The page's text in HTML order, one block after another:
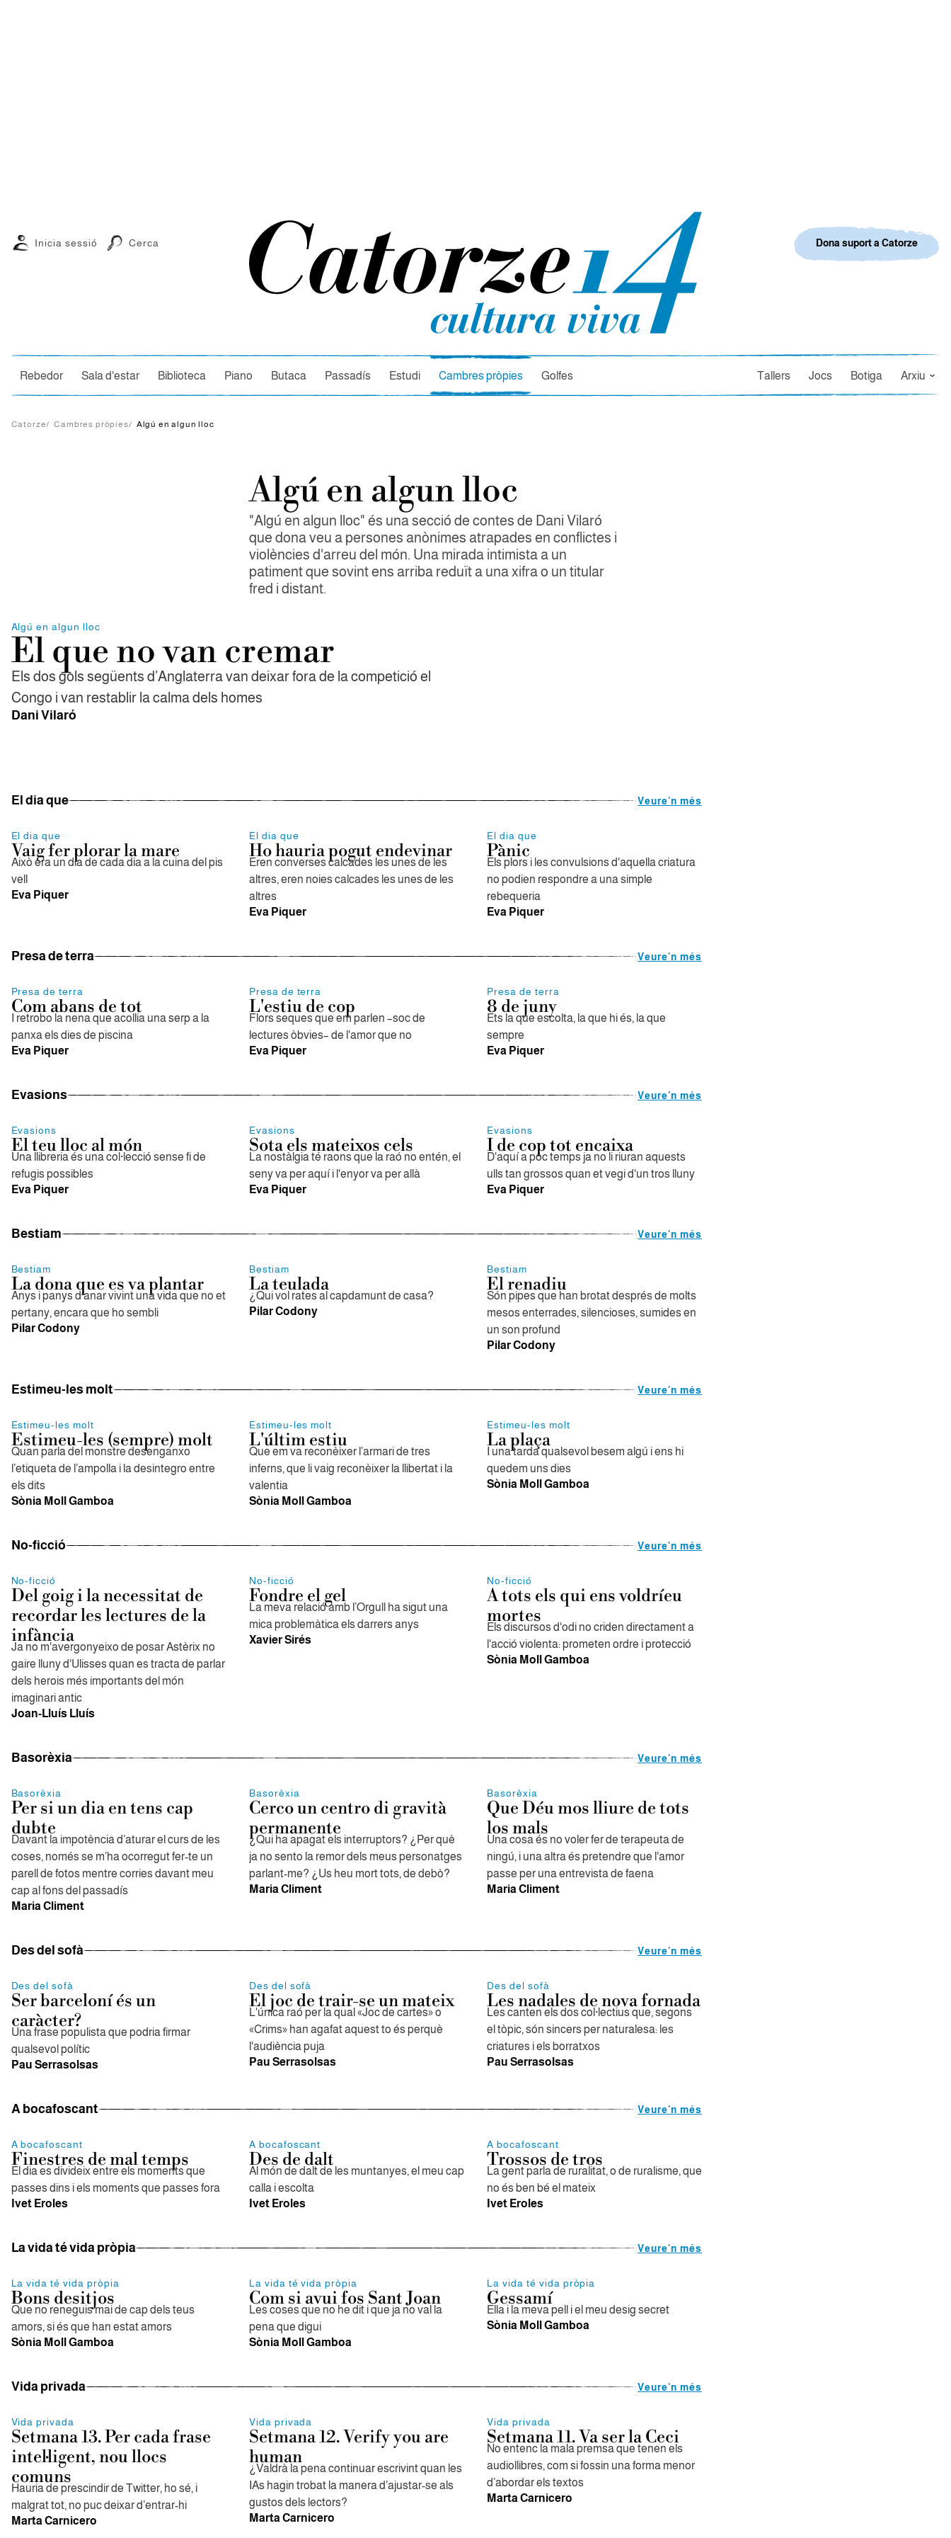
Cercador
Inicia sessió Cerca
Rebedor Sala d'estar Biblioteca Piano Butaca Passadís Estudi Cambres pròpies Golfes Tallers Jocs Botiga Arxiu
Dona suport a Catorze
Catorze/ Cambres pròpies/ Algú en algun lloc
Algú en algun lloc
"Algú en algun lloc" és una secció de contes de Dani Vilaró
que dona veu a persones anònimes atrapades en conflictes i
violències d'arreu del món. Una mirada intimista a un
patiment que sovint ens arriba reduït a una xifra o un titular
fred i distant.
Algú en algun lloc
El que no van cremar
Els dos gols següents d’Anglaterra van deixar fora de la competició el
Congo i van restablir la calma dels homes
Dani Vilaró
El dia que Veure'n més
El dia que
Vaig fer plorar la mare
Això era un dia de cada dia a la cuina del pis
vell
Eva Piquer
El dia que
Ho hauria pogut endevinar
Eren converses calcades les unes de les
altres, eren noies calcades les unes de les
altres
Eva Piquer
El dia que
Pànic
Els plors i les convulsions d'aquella criatura
no podien respondre a una simple
rebequeria
Eva Piquer
Presa de terra Veure'n més
Presa de terra
Com abans de tot
I retrobo la nena que acollia una serp a la
panxa els dies de piscina
Eva Piquer
Presa de terra
L'estiu de cop
Flors seques que em parlen –soc de
lectures òbvies– de l'amor que no
Eva Piquer
Presa de terra
8 de juny
Ets la que escolta, la que hi és, la que
sempre
Eva Piquer
Evasions Veure'n més
Evasions
El teu lloc al món
Una llibreria és una col·lecció sense fi de
refugis possibles
Eva Piquer
Evasions
Sota els mateixos cels
La nostàlgia té raons que la raó no entén, el
seny va per aquí i l'enyor va per allà
Eva Piquer
Evasions
I de cop tot encaixa
D'aquí a poc temps ja no li riuran aquests
ulls tan grossos quan et vegi d'un tros lluny
Eva Piquer
Bestiam Veure'n més
Bestiam
La dona que es va plantar
Anys i panys d'anar vivint una vida que no et
pertany, encara que ho sembli
Pilar Codony
Bestiam
La teulada
¿Qui vol rates al capdamunt de casa?
Pilar Codony
Bestiam
El renadiu
Són pipes que han brotat després de molts
mesos enterrades, silencioses, sumides en
un son profund
Pilar Codony
Estimeu-les molt Veure'n més
Estimeu-les molt
Estimeu-les (sempre) molt
Quan parla del monstre desenganxo
l’etiqueta de l’ampolla i la desintegro entre
els dits
Sònia Moll Gamboa
Estimeu-les molt
L'últim estiu
Que em va reconèixer l’armari de tres
inferns, que li vaig reconèixer la llibertat i la
valentia
Sònia Moll Gamboa
Estimeu-les molt
La plaça
I una tarda qualsevol besem algú i ens hi
quedem uns dies
Sònia Moll Gamboa
No-ficció Veure'n més
No-ficció
Del goig i la necessitat de
recordar les lectures de la
infància
Ja no m'avergonyeixo de posar Astèrix no
gaire lluny d'Ulisses quan es tracta de parlar
dels herois més importants del món
imaginari antic
Joan-Lluís Lluís
No-ficció
Fondre el gel
La meva relació amb l’Orgull ha sigut una
mica problemàtica els darrers anys
Xavier Sirés
No-ficció
A tots els qui ens voldríeu
mortes
Els discursos d'odi no criden directament a
l'acció violenta: prometen ordre i protecció
Sònia Moll Gamboa
Basorèxia Veure'n més
Basorèxia
Per si un dia en tens cap
dubte
Davant la impotència d’aturar el curs de les
coses, només se m’ha ocorregut fer-te un
parell de fotos mentre corries davant meu
cap al fons del passadís
Maria Climent
Basorèxia
Cerco un centro di gravità
permanente
¿Qui ha apagat els interruptors? ¿Per què
ja no sento la remor dels meus personatges
parlant-me? ¿Us heu mort tots, de debò?
Maria Climent
Basorèxia
Que Déu mos lliure de tots
los mals
Una cosa és no voler fer de terapeuta de
ningú, i una altra és pretendre que l'amor
passe per una entrevista de faena
Maria Climent
Des del sofà Veure'n més
Des del sofà
Ser barceloní és un
caràcter?
Una frase populista que podria firmar
qualsevol polític
Pau Serrasolsas
Des del sofà
El joc de trair-se un mateix
L'única raó per la qual «Joc de cartes» o
«Crims» han agafat aquest to és perquè
l'audiència puja
Pau Serrasolsas
Des del sofà
Les nadales de nova fornada
Les canten els dos col·lectius que, segons
el tòpic, són sincers per naturalesa: les
criatures i els borratxos
Pau Serrasolsas
A bocafoscant Veure'n més
A bocafoscant
Finestres de mal temps
El dia es divideix entre els moments que
passes dins i els moments que passes fora
Ivet Eroles
A bocafoscant
Des de dalt
Al món de dalt de les muntanyes, el meu cap
calla i escolta
Ivet Eroles
A bocafoscant
Trossos de tros
La gent parla de ruralitat, o de ruralisme, que
no és ben bé el mateix
Ivet Eroles
La vida té vida pròpia Veure'n més
La vida té vida pròpia
Bons desitjos
Que no reneguis mai de cap dels teus
amors, si és que han estat amors
Sònia Moll Gamboa
La vida té vida pròpia
Com si avui fos Sant Joan
Les coses que no he dit i que ja no val la
pena que digui
Sònia Moll Gamboa
La vida té vida pròpia
Gessamí
Ella i la meva pell i el meu desig secret
Sònia Moll Gamboa
Vida privada Veure'n més
Vida privada
Setmana 13. Per cada frase
intel·ligent, nou llocs
comuns
Hauria de prescindir de Twitter, ho sé, i
malgrat tot, no puc deixar d’entrar-hi
Marta Carnicero
Vida privada
Setmana 12. Verify you are
human
¿Valdrà la pena continuar escrivint quan les
IAs hagin trobat la manera d’ajustar-se als
gustos dels lectors?
Marta Carnicero
Vida privada
Setmana 11. Va ser la Ceci
No entenc la mala premsa que tenen els
audiollibres, com si fossin una forma menor
d’abordar els textos
Marta Carnicero